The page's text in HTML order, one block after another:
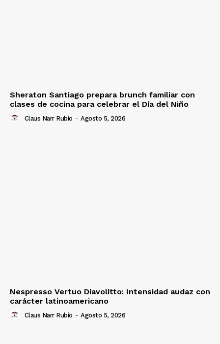
Sheraton Santiago prepara brunch familiar con
clases de cocina para celebrar el Día del Niño
Claus Narr Rubio - Agosto 5, 2026
Nespresso Vertuo Diavolitto: Intensidad audaz con
carácter latinoamericano
Claus Narr Rubio - Agosto 5, 2026